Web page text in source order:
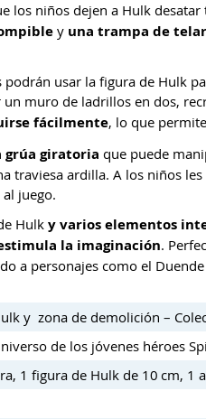
los niños dejen a Hulk
y una trampa de
podrán usar la figura de Hulk
muro de ladrillos en dos,
fácilmente, lo que
grúa giratoria que puede
traviesa ardilla. A los niños
juego.
Hulk y varios elementos
la imaginación.
a personajes como el
y zona de demolición –
de los jóvenes héroes
1 figura de Hulk de 10 cm,